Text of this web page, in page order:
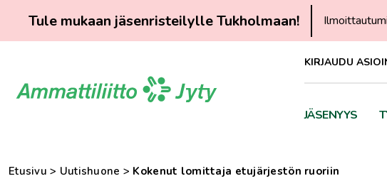
Tule mukaan jäsenristeilylle Tukholmaan!
sisältöön
KIRJAUDU
JÄSENYYS
Etusivu > Uutishuone > Kokenut lomittaja etujärjestön ruoriin